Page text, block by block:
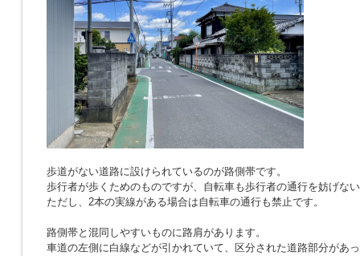
歩道がない道路に設けられているのが路側帯です。
歩行者が歩くためのものですが、自転車も歩行者の通行を妨げな
ただし、2本の実線がある場合は自転車の通行も禁止です。
路側帯と混同しやすいものに路肩があります。
車道の左側に白線などが引かれていて、区分された道路部分があ